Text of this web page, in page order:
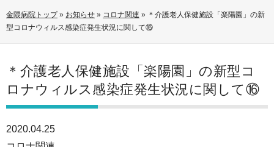
金隈病院トップ» お知らせ » コロナ関連 » ＊介護老人保健施設「楽陽園」の新
型コロナウィルス感染症発生状況に関して⑯
＊介護老人保健施設「楽陽園」の新型コ
ロナウィルス感染症発生状況に関して⑯
2020.04.25